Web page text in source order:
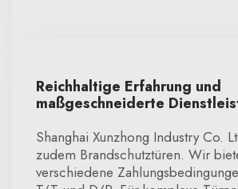
Reichhaltige Erfahrung und
maßgeschneiderte
Shanghai Xunzhong Industry Co.
zudem Brandschutztüren. Wir
verschiedene